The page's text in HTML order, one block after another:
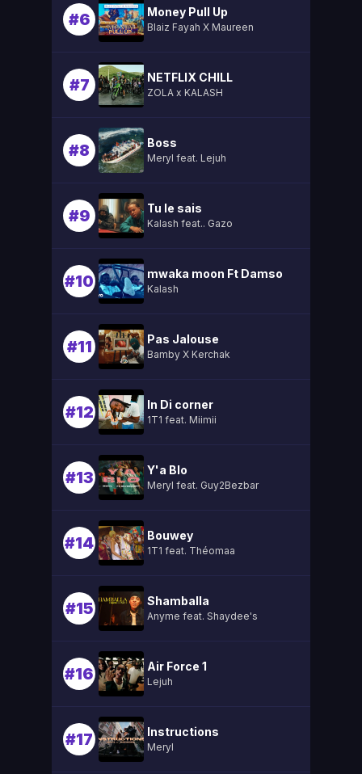
#6 Money Pull Up
Blaiz Fayah X Maureen
#7 NETFLIX CHILL
ZOLA x KALASH
#8 Boss
Meryl feat. Lejuh
#9 Tu le sais
Kalash feat.. Gazo
#10 mwaka moon Ft Damso
Kalash
#11 Pas Jalouse
Bamby X Kerchak
#12 In Di corner
1T1 feat. Miimii
#13 Y'a Blo
Meryl feat. Guy2Bezbar
#14 Bouwey
1T1 feat. Théomaa
#15 Shamballa
Anyme feat. Shaydee's
#16 Air Force 1
Lejuh
#17 Instructions
Meryl